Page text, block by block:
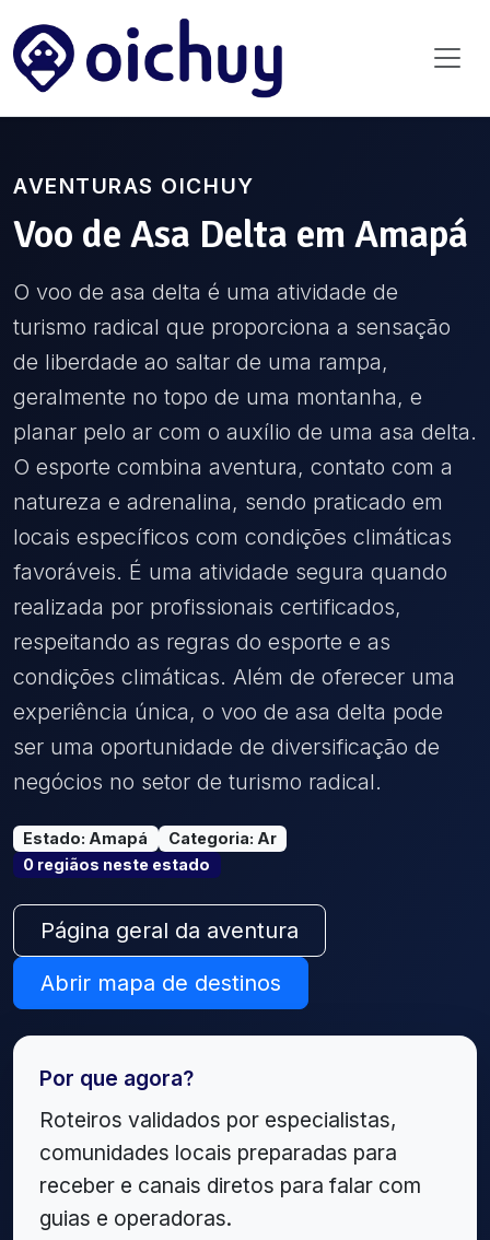
AVENTURAS OICHUY
Voo de Asa Delta em Amapá
O voo de asa delta é uma atividade de
turismo radical que proporciona a sensação
de liberdade ao saltar de uma rampa,
geralmente no topo de uma montanha, e
planar pelo ar com o auxílio de uma asa delta.
O esporte combina aventura, contato com a
natureza e adrenalina, sendo praticado em
locais específicos com condições climáticas
favoráveis. É uma atividade segura quando
realizada por profissionais certificados,
respeitando as regras do esporte e as
condições climáticas. Além de oferecer uma
experiência única, o voo de asa delta pode
ser uma oportunidade de diversificação de
negócios no setor de turismo radical.
Estado: Amapá Categoria: Ar
0 regiãos neste estado
Página geral da aventura
Abrir mapa de destinos
Por que agora?
Roteiros validados por especialistas,
comunidades locais preparadas para
receber e canais diretos para falar com
guias e operadoras.